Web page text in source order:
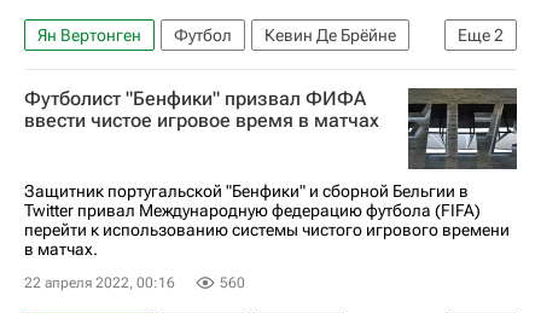
Еще2
Ян Вертонген Футбол
Кевин Де Брёйне
Эден Азар
ЧМ по футболу 2026
Футболист "Бенфики" призвал ФИФА
ввести чистое игровое время в матчах
Защитник португальской "Бенфики" и сборной Бельгии в
Twitter привал Международную федерацию футбола (FIFA)
перейти к использованию системы чистого игрового времени
в матчах.
22 апреля 2022, 00:16 560